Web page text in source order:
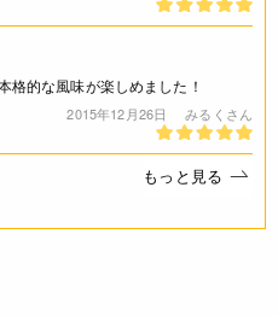
長く続きます。メロンパンな
更
格的な風味が楽しめました！
2015年12月26日 みるくさん
もっと見る